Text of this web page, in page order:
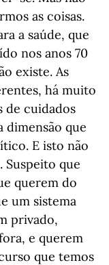
as coisas.
a saúde, que
nos anos 70
existe. As
há muito
de cuidados
dimensão que
E isto não
que
querem do
um sistema
privado,
e querem
que temos